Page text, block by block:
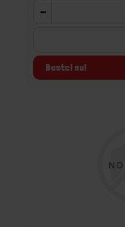
-
Bestel nu!